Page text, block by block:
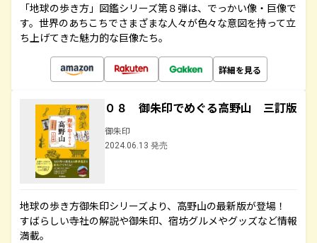
「地球の歩き方」図鑑シリーズ第８弾は、でっかい像・巨像で
す。世界のあちこちでさまざまな人々が色々な意図を持って立
ち上げてきた魅力的な巨像たち。
詳細を見る
０８ 御朱印でめぐる高野山 三訂版
御朱印
2024.06.13 発売
地球の歩き方御朱印シリーズより、高野山の最新版が登場！
すばらしい寺社の解説や御朱印、宿坊グルメやグッズなど情報
満載。